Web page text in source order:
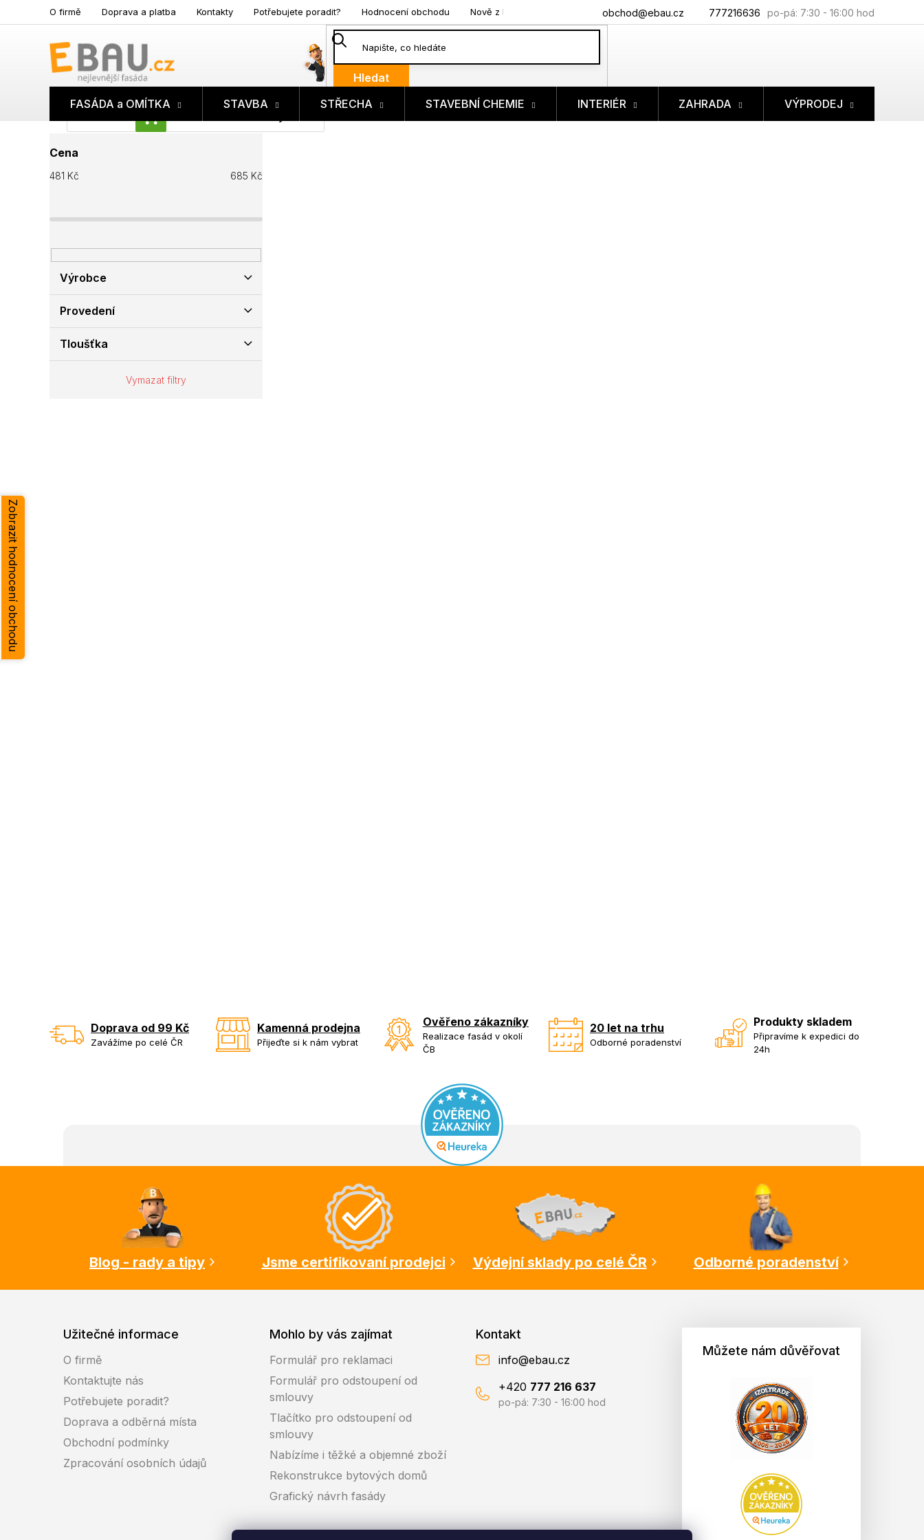
na
777216636
obchod@ebau.cz
O firmě Doprava a platba Kontakty Potřebujete poradit? Hodnocení obchodu Nově z blogu
Hledat
NÁKUPNÍ
FASÁDA a OMÍTKA STAVBA STŘECHA STAVEBNÍ CHEMIE INTERIÉR ZAHRADA VÝPRODEJ
o
s
a
n
í
a
Cena
481 Kč 685 Kč
Výrobce
Provedení
Tloušťka
Vymazat filtry
Doprava od 99 Kč
Zavážíme po celé ČR
Kamenná prodejna
Přijeďte si k nám vybrat
Ověřeno zákazníky
Realizace fasád v okolí
ČB
20 let na trhu
Odborné poradenství
Produkty skladem
Připravíme k expedici do
24h
Blog - rady a tipy
Jsme certifikovaní prodejci Výdejní sklady po celé ČR Odborné poradenství
Užitečné informace
O firmě
Kontaktujte nás
Potřebujete poradit?
Doprava a odběrná místa
Obchodní podmínky
Zpracování osobních údajů
Mohlo by vás zajímat
Formulář pro reklamaci
Formulář pro odstoupení od
smlouvy
Tlačítko pro odstoupení od
smlouvy
Nabízíme i těžké a objemné zboží
Rekonstrukce bytových domů
Grafický návrh fasády
Kontakt
info@ebau.cz
+420 777 216 637
po-pá: 7:30 - 16:00 hod
Můžete nám důvěřovat
Zobrazit hodnocení obchodu